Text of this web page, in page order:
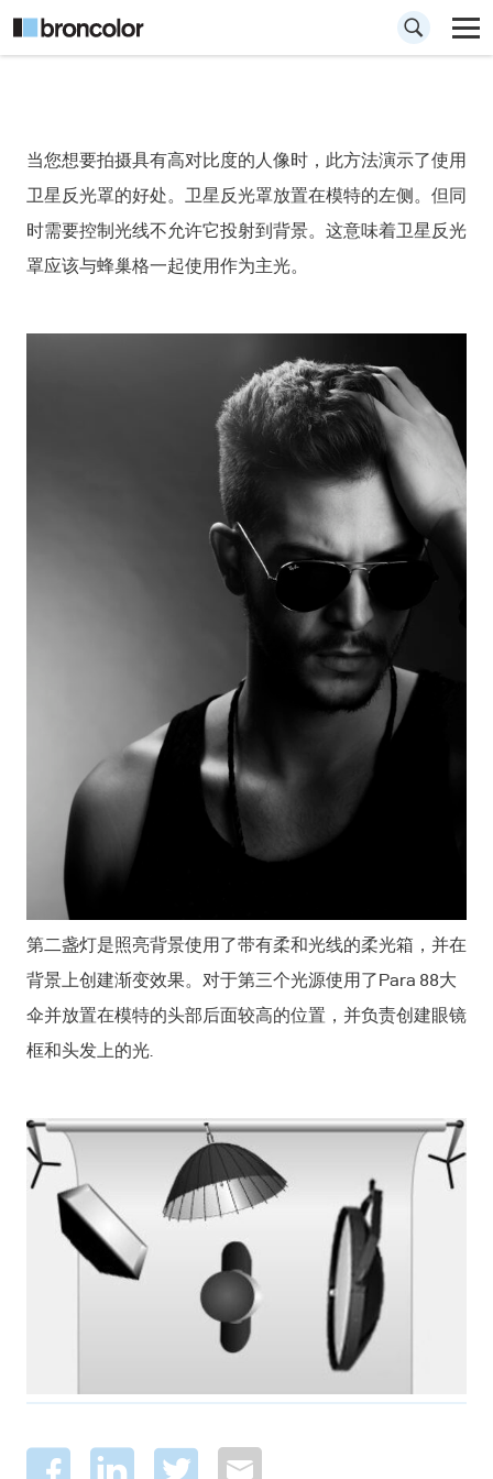
对比度图像
当您想要拍摄具有高对比度的人像时，此方法演示了使用
卫星反光罩的好处。卫星反光罩放置在模特的左侧。但同
时需要控制光线不允许它投射到背景。这意味着卫星反光
罩应该与蜂巢格一起使用作为主光。
第二盏灯是照亮背景使用了带有柔和光线的柔光箱，并在
背景上创建渐变效果。对于第三个光源使用了Para 88大
伞并放置在模特的头部后面较高的位置，并负责创建眼镜
框和头发上的光.